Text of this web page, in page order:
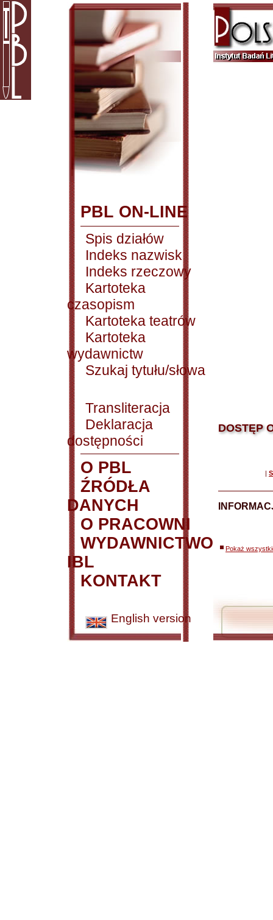
PBL ON-LINE
Spis działów
Indeks nazwisk
Indeks rzeczowy
Kartoteka
czasopism
Kartoteka teatrów
Kartoteka
wydawnictw
Szukaj tytułu/słowa
Transliteracja
Deklaracja
dostępności
O PBL
ŹRÓDŁA
DANYCH
O PRACOWNI
WYDAWNICTWO
IBL
KONTAKT
English version
DOSTĘP
|
Pokaż